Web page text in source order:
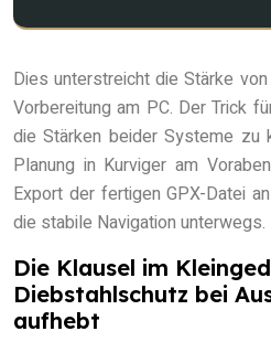
Dies unterstreicht die Stärke
Vorbereitung am PC. Der Trick
die Stärken beider Systeme zu
Planung in Kurviger am
Export der fertigen GPX-Datei
die stabile Navigation unterwegs.
Die Klausel im
Diebstahlschutz bei
aufhebt